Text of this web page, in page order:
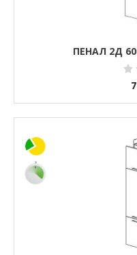
ПЕНАЛ 2Д